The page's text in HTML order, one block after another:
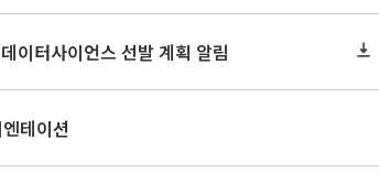
이터사이언스 선발 계획 알림
테이션